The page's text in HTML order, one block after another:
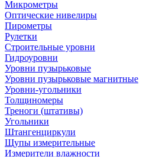
Микрометры
Оптические нивелиры
Пирометры
Рулетки
Строительные уровни
Гидроуровни
Уровни пузырьковые
Уровни пузырьковые магнитные
Уровни-угольники
Толщиномеры
Треноги (штативы)
Угольники
Штангенциркули
Щупы измерительные
Измерители влажности